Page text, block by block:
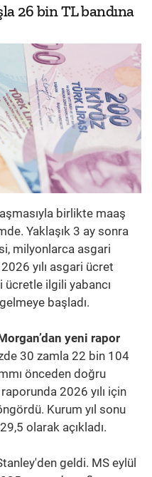
26 bin TL bandına
birlikte maaş
Yaklaşık 3 ay sonra
milyonlarca asgari
yılı asgari ücret
ücretle ilgili yabancı
başladı.
yeni rapor
30 zamla 22 bin 104
önceden doğru
2026 yılı için
Kurum yıl sonu
olarak açıkladı.
geldi. MS eylül